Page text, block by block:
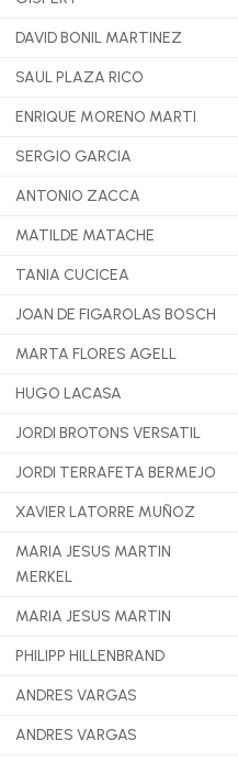
DAVID BONIL MARTINEZ
SAUL PLAZA RICO
ENRIQUE MORENO MARTI
SERGIO GARCIA
ANTONIO ZACCA
MATILDE MATACHE
TANIA CUCICEA
JOAN DE FIGAROLAS BOSCH
MARTA FLORES AGELL
HUGO LACASA
JORDI BROTONS VERSATIL
JORDI TERRAFETA BERMEJO
XAVIER LATORRE MUÑOZ
MARIA JESUS MARTIN
MERKEL
MARIA JESUS MARTIN
PHILIPP HILLENBRAND
ANDRES VARGAS
ANDRES VARGAS